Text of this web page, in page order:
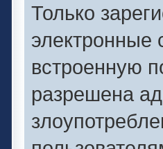
Только
электронные
встроенную
разрешена